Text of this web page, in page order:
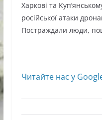
Харкові та
російської атаки
Постраждали люди,
Читайте нас у